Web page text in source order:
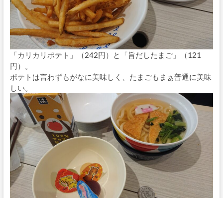
「カリカリポテト」（242円）と「旨だしたまご」（121
円）。
ポテトは言わずもがなに美味しく、たまごもまぁ普通に美味
しい。